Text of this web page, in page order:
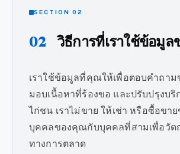
SECTION 02
02 วิธีการที่เราใช้ข้อมู
เราใช้ข้อมูลที่คุณให้เพื่อตอบคำถา
มอบเนื้อหาที่ร้องขอ และปรับปรุงบริ
ไก่ชน เราไม่ขาย ให้เช่า หรือซื้อขา
บุคคลของคุณกับบุคคลที่สามเพื่อวัต
ทางการตลาด